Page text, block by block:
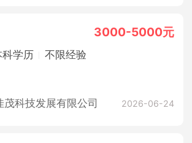
3000-5000元
科学历 不限经验
茂科技发展有限公司 2026-06-24